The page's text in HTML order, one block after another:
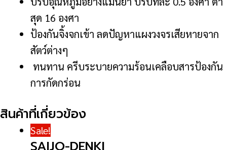
สุด 16 องศา
ป้องกันจิ้งจกเข้า ลดปัญหาแผงวงจรเสียหายจาก
สัตว์ต่างๆ
ทนทาน ครีบระบายความร้อนเคลือบสารป้องกัน
การกัดกร่อน
สินค้าที่เกี่ยวข้อง
Sale!
SAIJO-DENKI